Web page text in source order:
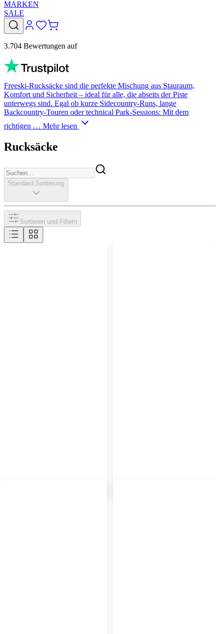
MARKEN
SALE
3.704 Bewertungen auf
Freeski-Rucksäcke sind die perfekte Mischung aus Stauraum,
Komfort und Sicherheit – ideal für alle, die abseits der Piste
unterwegs sind. Egal ob kurze Sidecountry-Runs, lange
Backcountry-Touren oder technical Park-Sessions: Mit dem
richtigen … Mehr lesen
Rucksäcke
Standard Sortierung
Sortieren und Filtern